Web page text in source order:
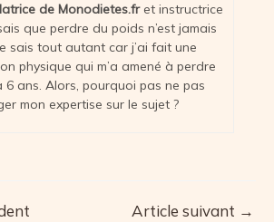
de Monodietes.fret instructrice
que perdre du poids n’est jamais
sais tout autant car j’ai fait une
physique qui m’a amené à perdre
6 ans. Alors, pourquoi pas ne pas
mon expertise sur le sujet ?
Article suivant →